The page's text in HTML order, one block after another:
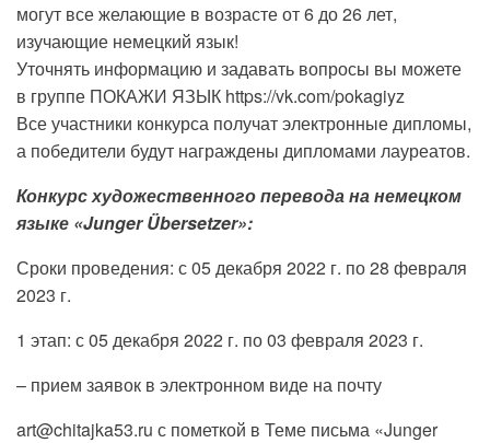
могут все желающие в возрасте от 6 до 26 лет,
изучающие немецкий язык!
Уточнять информацию и задавать вопросы вы можете
в группе ПОКАЖИ ЯЗЫК https://vk.com/pokagiyz
Все участники конкурса получат электронные дипломы,
а победители будут награждены дипломами лауреатов.
Конкурс художественного перевода на немецком
языке «Junger Übersetzer»:
Сроки проведения: с 05 декабря 2022 г. по 28 февраля
2023 г.
1 этап: с 05 декабря 2022 г. по 03 февраля 2023 г.
– прием заявок в электронном виде на почту
art@chitajka53.ru с пометкой в Теме письма «Junger